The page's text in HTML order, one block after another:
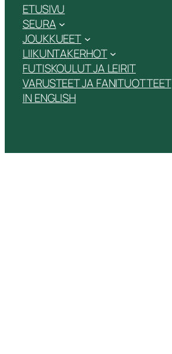
ETUSIVU
SEURA
JOUKKUEET
LIIKUNTAKERHOT
FUTISKOULUT JA LEIRIT
VARUSTEET JA FANITUOTTEET
IN ENGLISH